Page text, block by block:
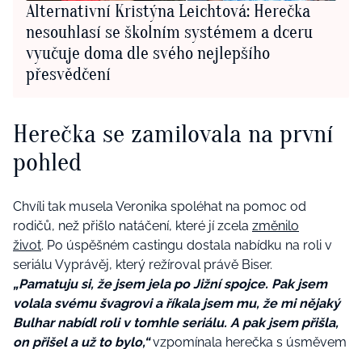
Alternativní Kristýna Leichtová: Herečka
nesouhlasí se školním systémem a dceru
vyučuje doma dle svého nejlepšího
přesvědčení
Herečka se zamilovala na první
pohled
Chvíli tak musela Veronika spoléhat na pomoc od
rodičů, než přišlo natáčení, které jí zcela změnilo
život. Po úspěšném castingu dostala nabídku na roli v
seriálu Vyprávěj, který režíroval právě Biser.
„Pamatuju si, že jsem jela po Jižní spojce. Pak jsem
volala svému švagrovi a říkala jsem mu, že mi nějaký
Bulhar nabídl roli v tomhle seriálu. A pak jsem přišla,
on přišel a už to bylo,“vzpomínala herečka s úsměvem